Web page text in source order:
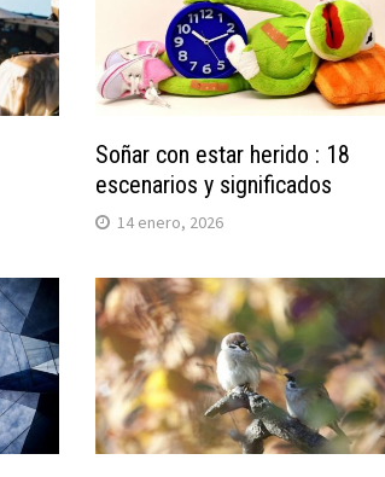
Soñar con estar herido : 18
escenarios y significados
14 enero, 2026